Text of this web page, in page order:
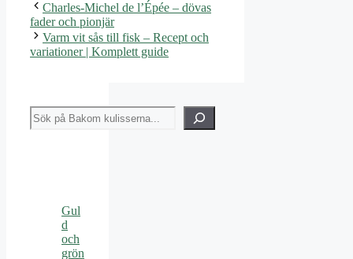
Charles-Michel de l’Épée – dövas
fader och pionjär
Varm vit sås till fisk – Recept och
variationer | Komplett guide
Sök
Gul
d
och
grön